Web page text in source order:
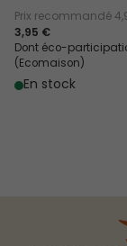
Prix recommandé
3,95 €
Dont éco-
(Ecomaison)
En stock